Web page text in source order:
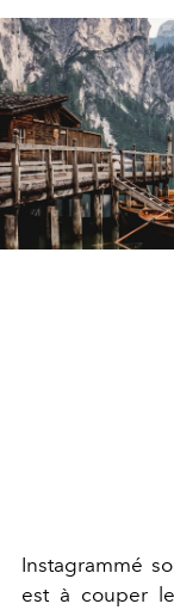
Instagrammé
est à couper